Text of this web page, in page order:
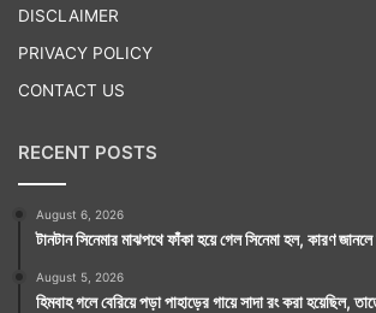
DISCLAIMER
PRIVACY POLICY
CONTACT US
RECENT POSTS
August 6, 2026
টানটান সিনেমার মাঝপথে ফাঁকা হয়ে গেল সিনেমা হল, কারণ জানলে
August 5, 2026
হিমবাহ গলে বেরিয়ে পড়া পাহাড়ের গায়ে সাদা রং করা হয়েছিল,